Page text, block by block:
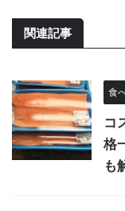
関連記事
食
コ
格
も